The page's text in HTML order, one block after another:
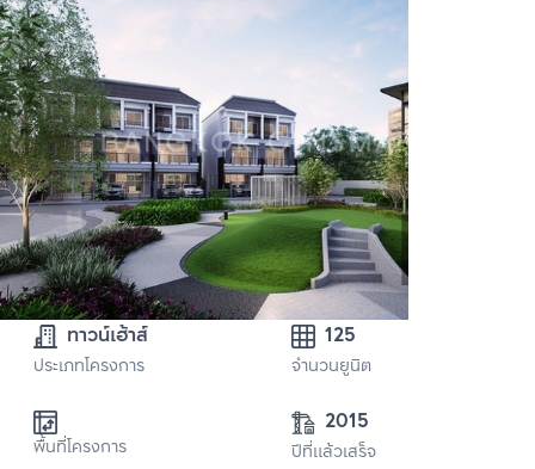
ทาวน์เฮ้าส์
ประเภทโครงการ
125
จำนวนยูนิต
พื้นที่โครงการ
2015
ปีที่แล้วเสร็จ